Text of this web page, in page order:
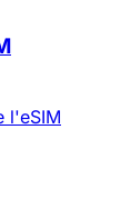
l'eSIM